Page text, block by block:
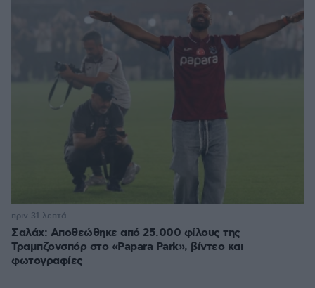
Σαλάχ: Αποθεώθηκε από 25.000 φίλους της
Τραμπζονσπόρ στο «Papara Park», βίντεο και
φωτογραφίες
πριν 31 λεπτά